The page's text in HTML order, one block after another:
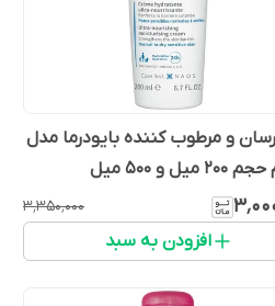
و مرطوب کننده بایودرما مدل
میل و 500 میل
۳٬۳۵۰٬۰۰۰
افزودن به سبد